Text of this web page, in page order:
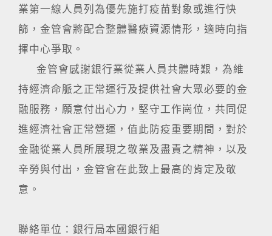
業第一線人員列為優先施打疫苗對象或進行快
篩，金管會將配合整體醫療資源情形，適時向指
揮中心爭取。
金管會感謝銀行業從業人員共體時艱，為維
持經濟命脈之正常運行及提供社會大眾必要的金
融服務，願意付出心力，堅守工作崗位，共同促
進經濟社會正常營運，值此防疫重要期間，對於
金融從業人員所展現之敬業及盡責之精神，以及
辛勞與付出，金管會在此致上最高的肯定及敬
意。
聯絡單位：銀行局本國銀行組